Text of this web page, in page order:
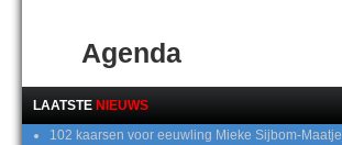
Agenda
LAATSTE NIEUWS
102 kaarsen voor eeuwling Mieke Sijbom-Maatje